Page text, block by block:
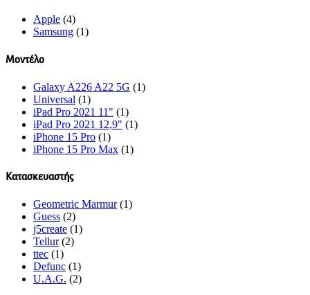
Apple (4)
Samsung (1)
Μοντέλο
Galaxy A226 A22 5G (1)
Universal (1)
iPad Pro 2021 11" (1)
iPad Pro 2021 12,9" (1)
iPhone 15 Pro (1)
iPhone 15 Pro Max (1)
Κατασκευαστής
Geometric Marmur (1)
Guess (2)
j5create (1)
Tellur (2)
ttec (1)
Defunc (1)
U.A.G. (2)